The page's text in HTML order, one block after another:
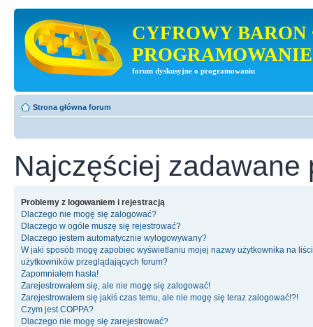
CYFROWY BARON
PROGRAMOWANIE
forum dyskusyjne o programowaniu
Strona główna forum
Najczęściej zadawane
Problemy z logowaniem i rejestracją
Dlaczego nie mogę się zalogować?
Dlaczego w ogóle muszę się rejestrować?
Dlaczego jestem automatycznie wylogowywany?
W jaki sposób mogę zapobiec wyświetlaniu mojej nazwy użytkownika na
użytkowników przeglądających forum?
Zapomniałem hasła!
Zarejestrowałem się, ale nie mogę się zalogować!
Zarejestrowałem się jakiś czas temu, ale nie mogę się teraz zalogować!?!
Czym jest COPPA?
Dlaczego nie mogę się zarejestrować?